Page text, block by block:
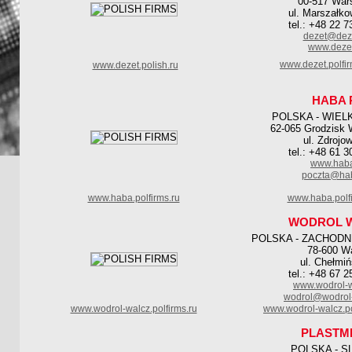
ul.
tel.: +48 22
www.dezet.polish.ru
HABA
POLSKA -
62-065 Grodzisk
ul.
tel.: +48 61
www.haba.polfirms.ru
WODROL
POLSKA -
78-600
ul.
tel.: +48 67
www.wodrol-
www.wodrol-walcz.polfirms.ru
www.wodrol-
POLSKA -